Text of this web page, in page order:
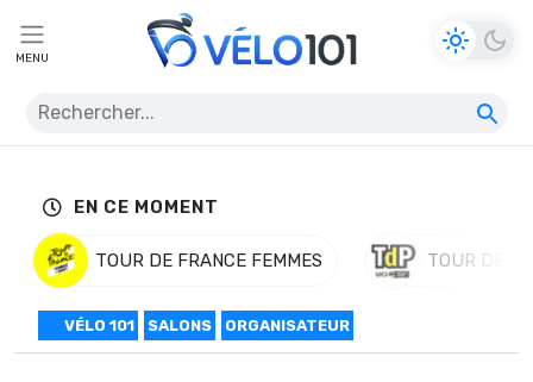
MENU
EN CE MOMENT
TOUR DE FRANCE FEMMES TOUR DE
VÉLO 101 SALONS ORGANISATEUR